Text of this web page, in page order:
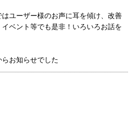
ユーザー様のお声に耳を傾け、改善
ベント等でも是非！いろいろお話を
お知らせでした